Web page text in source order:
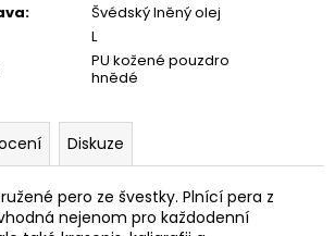
:
Švédský lněný olej
L
PU kožené pouzdro
hnědé
Diskuze
pero ze švestky. Plnící pera z
nejenom pro každodenní